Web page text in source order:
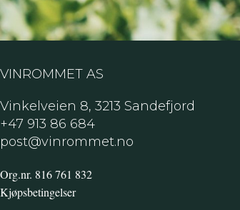
VINROMMET AS
Vinkelveien 8, 3213 Sandefjord
+47 913 86 684
post@vinrommet.no
Org.nr. 816 761 832
Kjøpsbetingelser